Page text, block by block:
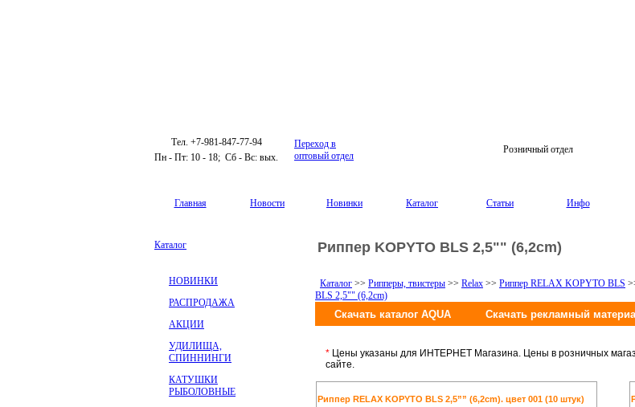
Тел. +7-981-847-77-94
Пн - Пт: 10 - 18; Сб - Вс: вых.
Переход в
оптовый отдел
Розничный отдел
Главная Новости Новинки Каталог Статьи Инфо
Каталог
НОВИНКИ
РАСПРОДАЖА
АКЦИИ
УДИЛИЩА,
СПИННИНГИ
КАТУШКИ
РЫБОЛОВНЫЕ
Риппер KOPYTO BLS 2,5"" (6,2cm)
Каталог >> Рипперы, твистеры >> Relax >> Риппер RELAX KOPYTO BLS
BLS 2,5"" (6,2cm)
* Цены указаны для ИНТЕРНЕТ Магазина. Цены в розничных
сайте.
Риппер RELAX KOPYTO BLS 2,5”” (6,2cm). цвет 001 (10 штук)